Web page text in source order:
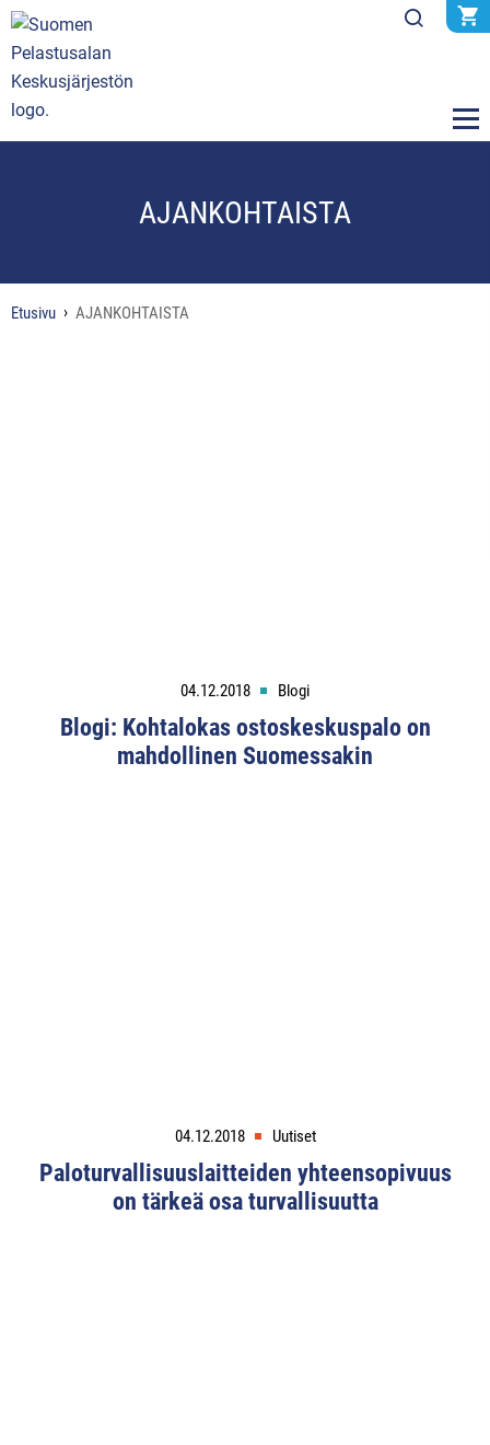
AJANKOHTAISTA
Etusivu AJANKOHTAISTA
04.12.2018 Blogi
Blogi: Kohtalokas ostoskeskuspalo on
mahdollinen Suomessakin
04.12.2018 Uutiset
Paloturvallisuuslaitteiden yhteensopivuus
on tärkeä osa turvallisuutta